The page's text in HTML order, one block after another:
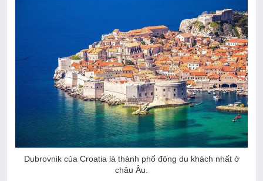
Dubrovnik của Croatia là thành phố đông du khách nhất ở
châu Âu.